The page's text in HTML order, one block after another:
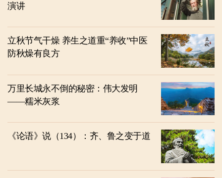
演讲
立秋节气干燥 养生之道重“养收”中医
防秋燥有良方
万里长城永不倒的秘密：伟大发明
——糯米灰浆
《论语》说（134）：齐、鲁之变于道